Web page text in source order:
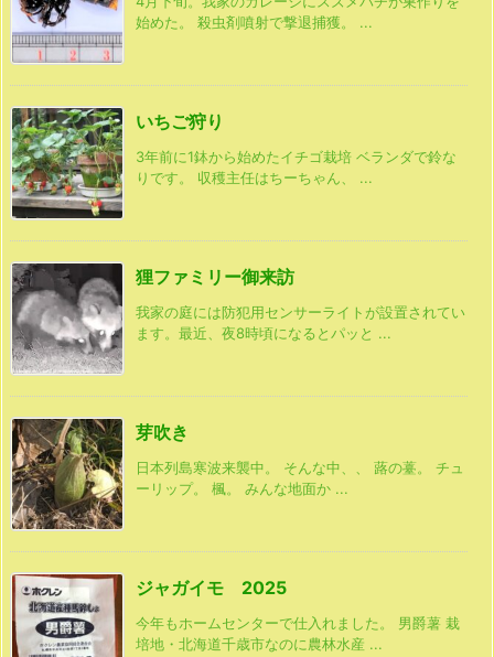
始めた。 殺虫剤噴射で撃退捕獲。 ...
いちご狩り
3年前に1鉢から始めたイチゴ栽培 ベランダで鈴な
りです。 収穫主任はちーちゃん、 ...
狸ファミリー御来訪
我家の庭には防犯用センサーライトが設置されてい
ます。最近、夜8時頃になるとパッと ...
芽吹き
日本列島寒波来襲中。 そんな中、、 蕗の薹。 チュ
ーリップ。 楓。 みんな地面か ...
ジャガイモ 2025
今年もホームセンターで仕入れました。 男爵薯 栽
培地・北海道千歳市なのに農林水産 ...